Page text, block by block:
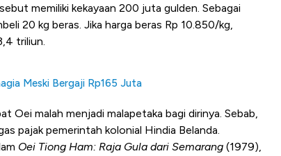
memiliki kekayaan 200 juta gulden. Sebagai
20 kg beras. Jika harga beras Rp 10.850/kg,
triliun.
Meski Bergaji Rp165 Juta
Oei malah menjadi malapetaka bagi dirinya. Sebab,
pajak pemerintah kolonial Hindia Belanda.
Oei Tiong Ham: Raja Gula dari Semarang (1979),